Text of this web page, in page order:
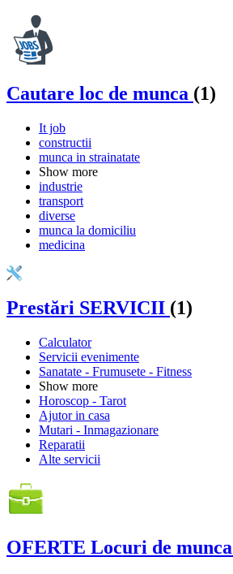
Cautare loc de munca (1)
It job
constructii
munca in strainatate
Show more
industrie
transport
diverse
munca la domiciliu
medicina
Prestări SERVICII (1)
Calculator
Servicii evenimente
Sanatate - Frumusete - Fitness
Show more
Horoscop - Tarot
Ajutor in casa
Mutari - Inmagazionare
Reparatii
Alte servicii
OFERTE Locuri de munca